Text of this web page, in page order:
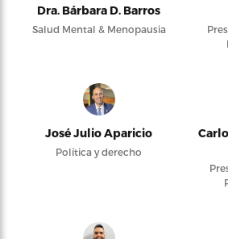
Dra. Bárbara D. Barros
Salud Mental & Menopausia
José Julio Aparicio
Política y derecho